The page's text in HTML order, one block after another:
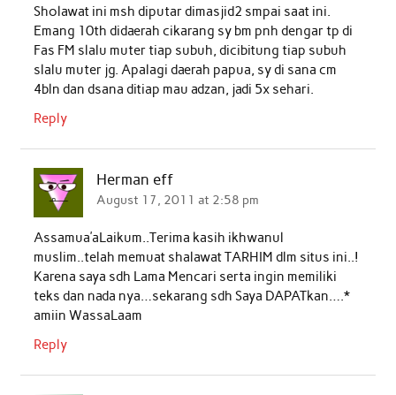
Sholawat ini msh diputar dimasjid2 smpai saat ini.
Emang 10th didaerah cikarang sy bm pnh dengar tp di
Fas FM slalu muter tiap subuh, dicibitung tiap subuh
slalu muter jg. Apalagi daerah papua, sy di sana cm
4bln dan dsana ditiap mau adzan, jadi 5x sehari.
Reply
Herman eff
August 17, 2011 at 2:58 pm
Assamua’aLaikum..Terima kasih ikhwanul
muslim..telah memuat shalawat TARHIM dlm situs ini..!
Karena saya sdh Lama Mencari serta ingin memiliki
teks dan nada nya…sekarang sdh Saya DAPATkan….*
amiin WassaLaam
Reply